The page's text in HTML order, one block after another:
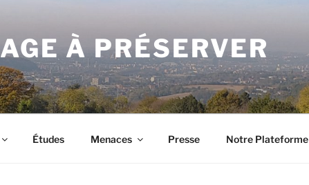
À PRÉSERVER
Études Menaces Presse Notre Plateforme